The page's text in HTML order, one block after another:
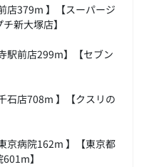
店379m 】【スーパージ
新大塚店】
駅前店299m】【セブン
石店708m 】【クスリの
京病院162m 】【東京都
】